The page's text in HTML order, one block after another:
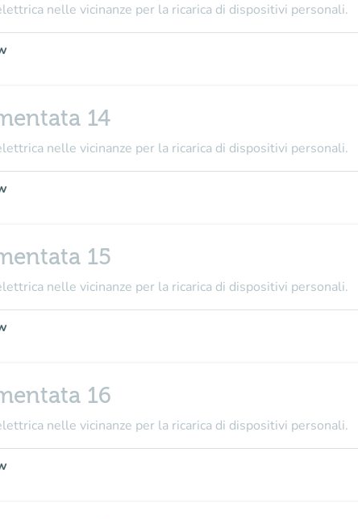
nelle vicinanze per la ricarica di dispositivi personali.
14
nelle vicinanze per la ricarica di dispositivi personali.
15
nelle vicinanze per la ricarica di dispositivi personali.
16
nelle vicinanze per la ricarica di dispositivi personali.